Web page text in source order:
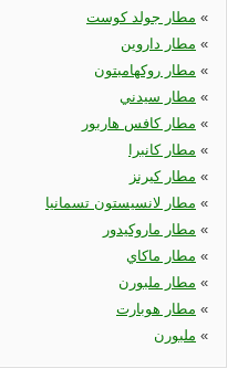
مطار جولد كوست «
مطار داروين «
مطار روكهامبتون «
مطار سيدني «
مطار كافس هاربور «
مطار كانبرا «
مطار كيرنز «
مطار لانسيستون تسمانيا «
مطار ماروكيدور «
مطار ماكاي «
مطار ملبورن «
مطار هوبارت «
ملبورن «